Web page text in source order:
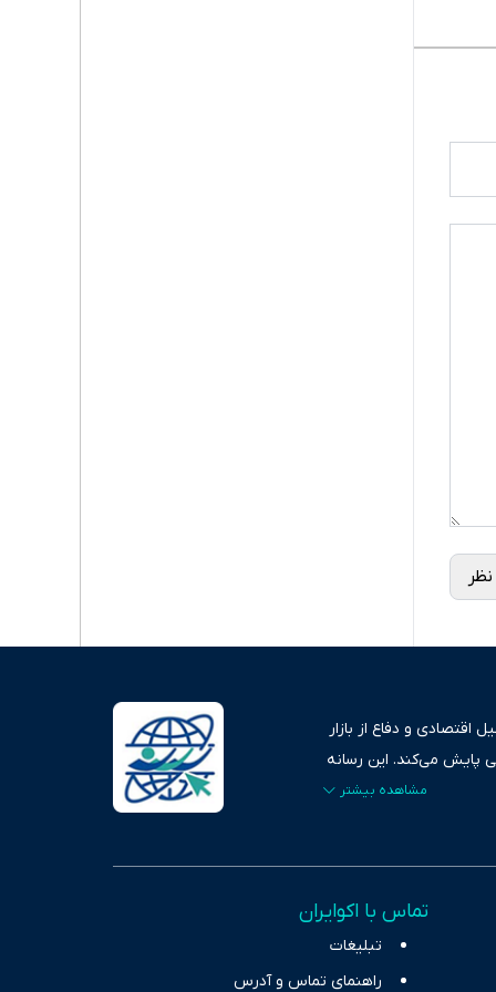
و دفاع از بازار
پایش می‌کند. این رسانه
بازارهای مالی،
حوزه‌های اثرگذار بر
تماس با اکوایران
تبلیغات
راهنمای تماس و آدرس